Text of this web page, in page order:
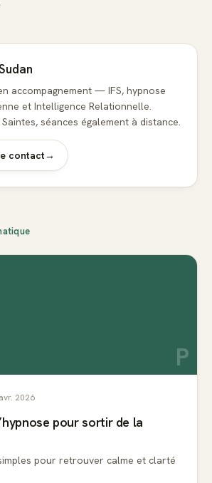
accompagnement — IFS, hypnose
et Intelligence Relationnelle.
séances également à distance.
contact→
P
2026
pour sortir de la
pour retrouver calme et clarté